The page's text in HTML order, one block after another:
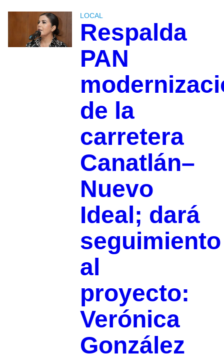
LOCAL
Respalda
PAN
de la
carretera
Canatlán–
Nuevo
Ideal; dará
seguimiento
al
proyecto:
Verónica
González